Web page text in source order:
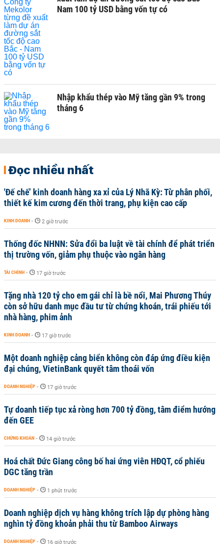
Nam 100 tỷ USD bằng vốn tự có
Nhập khẩu thép vào Mỹ tăng gần 9% trong
tháng 6
Đọc nhiều nhất
'Đế chế’ kinh doanh hàng xa xỉ của Lý Nhã Kỳ: Từ phân phối,
thiết kế kim cương đến thời trang, phụ kiện cao cấp
KINH DOANH - 2 giờ trước
Thống đốc NHNN: Sửa đổi ba luật về tài chính để phát triển
thị trường vốn, giảm phụ thuộc vào ngân hàng
TÀI CHÍNH - 17 giờ trước
Tặng nhà 120 tỷ cho em gái chỉ là bề nổi, Mai Phương Thúy
còn sở hữu danh mục đầu tư từ chứng khoán, trái phiếu tới
nhà hàng, phim ảnh
KINH DOANH - 17 giờ trước
Một doanh nghiệp cảng biển không còn đáp ứng điều kiện
đại chúng, VietinBank quyết tâm thoái vốn
DOANH NGHIỆP - 17 giờ trước
Tự doanh tiếp tục xả ròng hơn 700 tỷ đồng, tâm điểm hướng
đến GEE
CHỨNG KHOÁN - 14 giờ trước
Hoá chất Đức Giang công bố hai ứng viên HĐQT, cổ phiếu
DGC tăng trần
DOANH NGHIỆP - 1 phút trước
Doanh nghiệp dịch vụ hàng không trích lập dự phòng hàng
nghìn tỷ đồng khoản phải thu từ Bamboo Airways
DOANH NGHIỆP - 16 giờ trước